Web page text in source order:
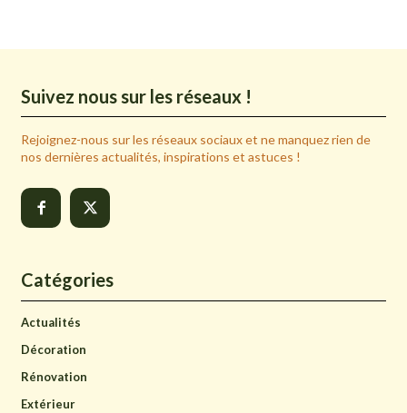
Suivez nous sur les réseaux !
Rejoignez-nous sur les réseaux sociaux et ne manquez rien de
nos dernières actualités, inspirations et astuces !
Catégories
Actualités
Décoration
Rénovation
Extérieur